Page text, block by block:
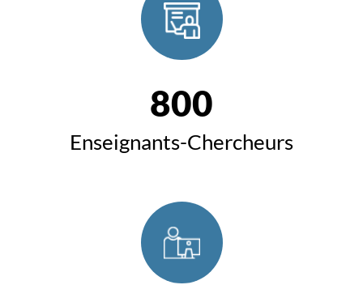
800
Enseignants-Chercheurs